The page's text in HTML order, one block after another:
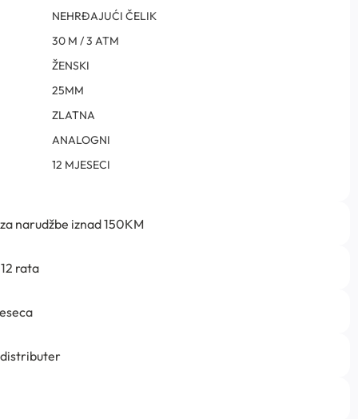
NEHRĐAJUĆI ČELIK
30 M / 3 ATM
ŽENSKI
25MM
ZLATNA
ANALOGNI
12 MJESECI
narudžbe iznad 150KM
rata